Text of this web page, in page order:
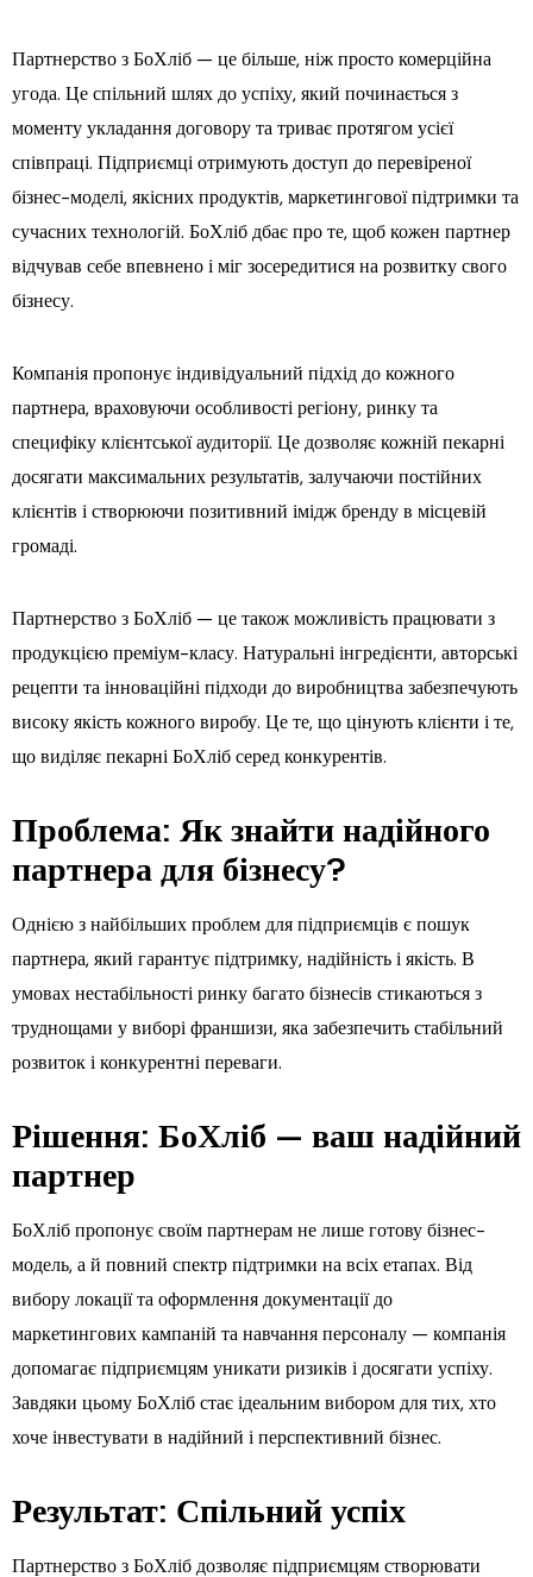
Партнерство з БоХліб — це більше, ніж просто комерційна
угода. Це спільний шлях до успіху, який починається з
моменту укладання договору та триває протягом усієї
співпраці. Підприємці отримують доступ до перевіреної
бізнес-моделі, якісних продуктів, маркетингової підтримки та
сучасних технологій. БоХліб дбає про те, щоб кожен партнер
відчував себе впевнено і міг зосередитися на розвитку свого
бізнесу.
Компанія пропонує індивідуальний підхід до кожного
партнера, враховуючи особливості регіону, ринку та
специфіку клієнтської аудиторії. Це дозволяє кожній пекарні
досягати максимальних результатів, залучаючи постійних
клієнтів і створюючи позитивний імідж бренду в місцевій
громаді.
Партнерство з БоХліб — це також можливість працювати з
продукцією преміум-класу. Натуральні інгредієнти, авторські
рецепти та інноваційні підходи до виробництва забезпечують
високу якість кожного виробу. Це те, що цінують клієнти і те,
що виділяє пекарні БоХліб серед конкурентів.
Проблема: Як знайти надійного
партнера для бізнесу?
Однією з найбільших проблем для підприємців є пошук
партнера, який гарантує підтримку, надійність і якість. В
умовах нестабільності ринку багато бізнесів стикаються з
труднощами у виборі франшизи, яка забезпечить стабільний
розвиток і конкурентні переваги.
Рішення: БоХліб — ваш надійний
партнер
БоХліб пропонує своїм партнерам не лише готову бізнес-
модель, а й повний спектр підтримки на всіх етапах. Від
вибору локації та оформлення документації до
маркетингових кампаній та навчання персоналу — компанія
допомагає підприємцям уникати ризиків і досягати успіху.
Завдяки цьому БоХліб стає ідеальним вибором для тих, хто
хоче інвестувати в надійний і перспективний бізнес.
Результат: Спільний успіх
Партнерство з БоХліб дозволяє підприємцям створювати